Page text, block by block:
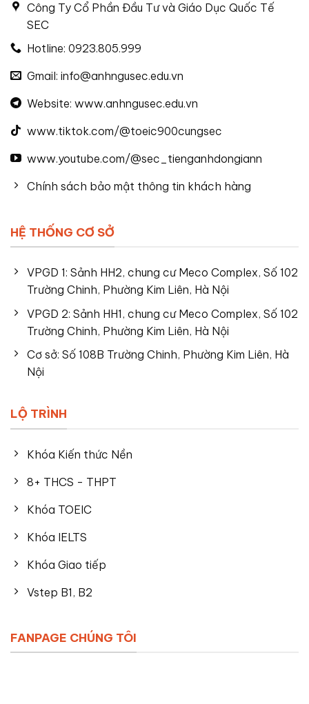
Công Ty Cổ Phần Đầu Tư và Giáo Dục Quốc Tế
SEC
Hotline: 0923.805.999
Gmail: info@anhngusec.edu.vn
Website: www.anhngusec.edu.vn
www.tiktok.com/@toeic900cungsec
www.youtube.com/@sec_tienganhdongiann
Chính sách bảo mật thông tin khách hàng
HỆ THỐNG CƠ SỞ
VPGD 1: Sảnh HH2, chung cư Meco Complex, Số 102
Trường Chinh, Phường Kim Liên, Hà Nội
VPGD 2: Sảnh HH1, chung cư Meco Complex, Số 102
Trường Chinh, Phường Kim Liên, Hà Nội
Cơ sở: Số 108B Trường Chinh, Phường Kim Liên, Hà
Nội
LỘ TRÌNH
Khóa Kiến thức Nền
8+ THCS - THPT
Khóa TOEIC
Khóa IELTS
Khóa Giao tiếp
Vstep B1, B2
FANPAGE CHÚNG TÔI